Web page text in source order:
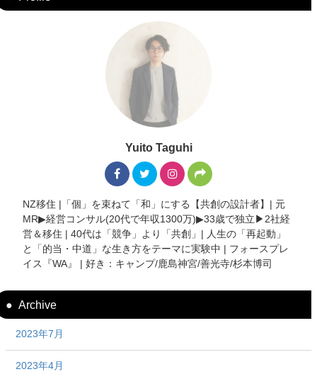
Yuito Taguhi
NZ移住 |「個」を束ねて「和」にする【共創の設計者】| 元
MR▶︎経営コンサル(20代で年収1300万)▶︎33歳で独立▶︎2社経
営＆移住 | 40代は「競争」より「共創」| 人生の「再起動」
と「的当・中道」な生き方をテーマに実験中 | フォースプレ
イス『WA』 | 好き：キャンプ/鹿島神宮/善光寺/杉本博司
Archive
2023年7月
2023年4月